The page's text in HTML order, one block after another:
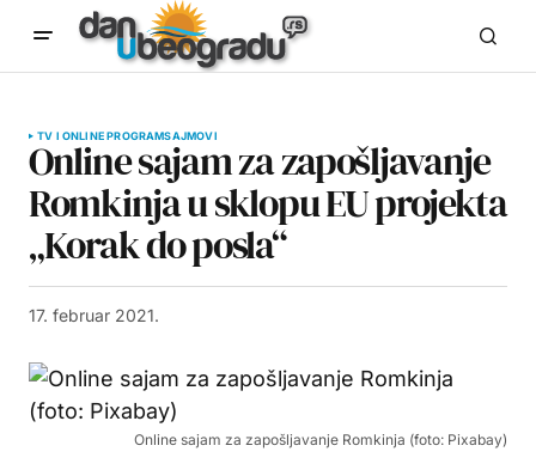
TV I ONLINE PROGRAMSAJMOVI
Online sajam za zapošljavanje
Romkinja u sklopu EU projekta
„Korak do posla“
17. februar 2021.
Online sajam za zapošljavanje Romkinja (foto: Pixabay)